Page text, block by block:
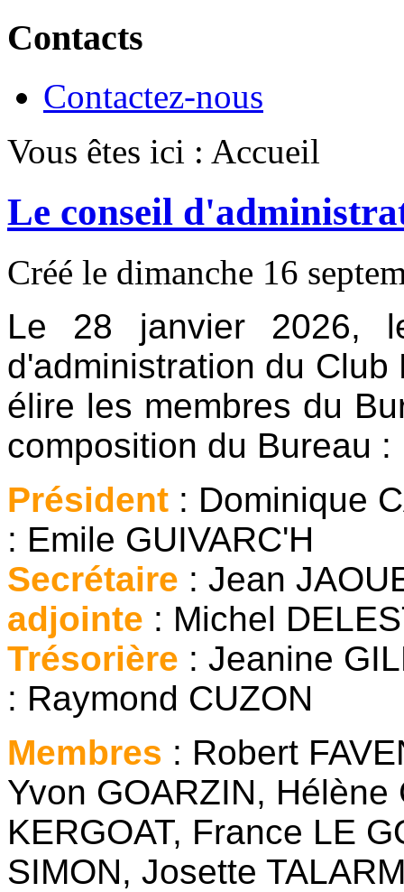
Contacts
Contactez-nous
Vous êtes ici : Accueil
Le conseil
Créé le dimanche 16
Le 28 janvier 2026,
d'administration du
élire les membres du
composition du Bureau :
Président :
: Emile GUIVARC'H
Secrétaire : Jean
adjointe : Michel
Trésorière : Jeanine
: Raymond CUZON
Membres : Robert
Yvon GOARZIN,
KERGOAT, France LE
SIMON, Josette